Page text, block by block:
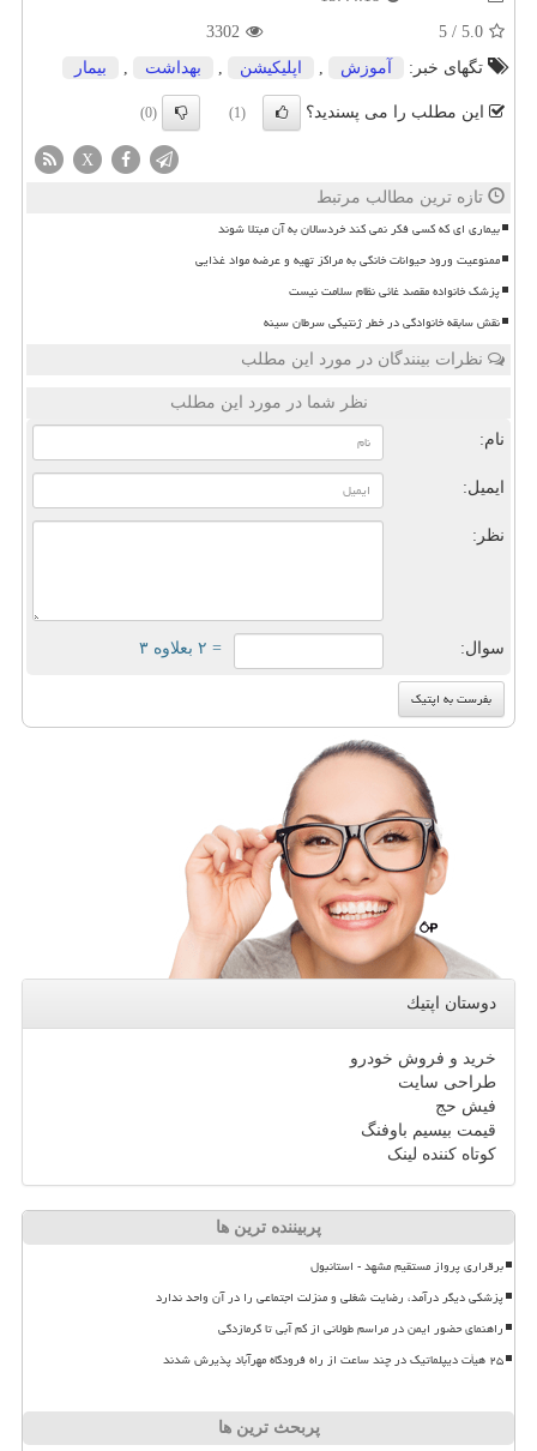
5.0
/
5
3302
تگهای خبر:
آموزش اپلیكیشن بهداشت بیمار
این مطلب را می پسندید؟ (1)
(0)
X
تازه ترین مطالب مرتبط
بیماری ای که کسی فکر نمی کند خردسالان به آن مبتلا شوند
ممنوعیت ورود حیوانات خانگی به مراکز تهیه و عرضه مواد غذایی
پزشک خانواده مقصد غائی نظام سلامت نیست
نقش سابقه خانوادگی در خطر ژنتیکی سرطان سینه
نظرات بینندگان در مورد این مطلب
نظر شما در مورد این مطلب
نام:
ایمیل:
نظر:
سوال: = ۲ بعلاوه ۳
دوستان اپتیك
خرید و فروش خودرو
طراحی سایت
فیش حج
قیمت بیسیم باوفنگ
کوتاه کننده لینک
پربیننده ترین ها
برقراری پرواز مستقیم مشهد - استانبول
پزشکی دیگر درآمد، رضایت شغلی و منزلت اجتماعی را در آن واحد ندارد
راهنمای حضور ایمن در مراسم طولانی از کم آبی تا گرمازدگی
۲۵ هیأت دیپلماتیک در چند ساعت از راه فرودگاه مهرآباد پذیرش شدند
پربحث ترین ها